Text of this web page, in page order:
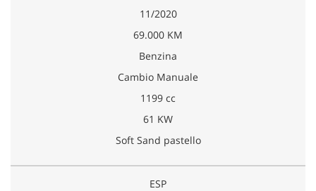
11/2020
69.000 KM
Benzina
Cambio Manuale
1199 cc
61 KW
Soft Sand pastello
ESP